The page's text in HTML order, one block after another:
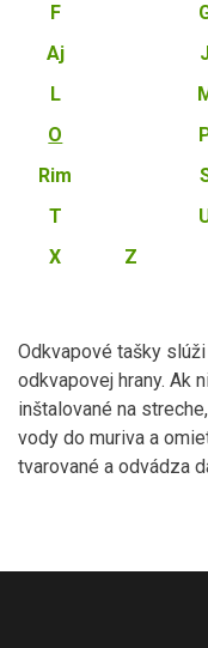
F
Aj
L
O
Rim
T
X
Z
Odkvapové tašky
odkvapovej hrany. Ak
inštalované na
vody do muriva a
tvarované a odvádza